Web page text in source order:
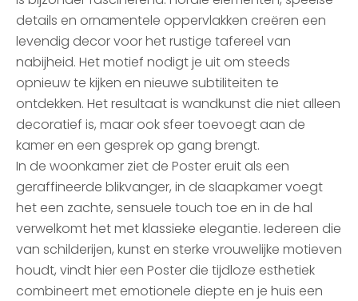
details en ornamentele oppervlakken creëren een
levendig decor voor het rustige tafereel van
nabijheid. Het motief nodigt je uit om steeds
opnieuw te kijken en nieuwe subtiliteiten te
ontdekken. Het resultaat is wandkunst die niet alleen
decoratief is, maar ook sfeer toevoegt aan de
kamer en een gesprek op gang brengt.
In de woonkamer ziet de Poster eruit als een
geraffineerde blikvanger, in de slaapkamer voegt
het een zachte, sensuele touch toe en in de hal
verwelkomt het met klassieke elegantie. Iedereen die
van schilderijen, kunst en sterke vrouwelijke motieven
houdt, vindt hier een Poster die tijdloze esthetiek
combineert met emotionele diepte en je huis een